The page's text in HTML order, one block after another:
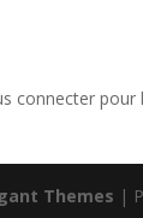
connecter
Themes |